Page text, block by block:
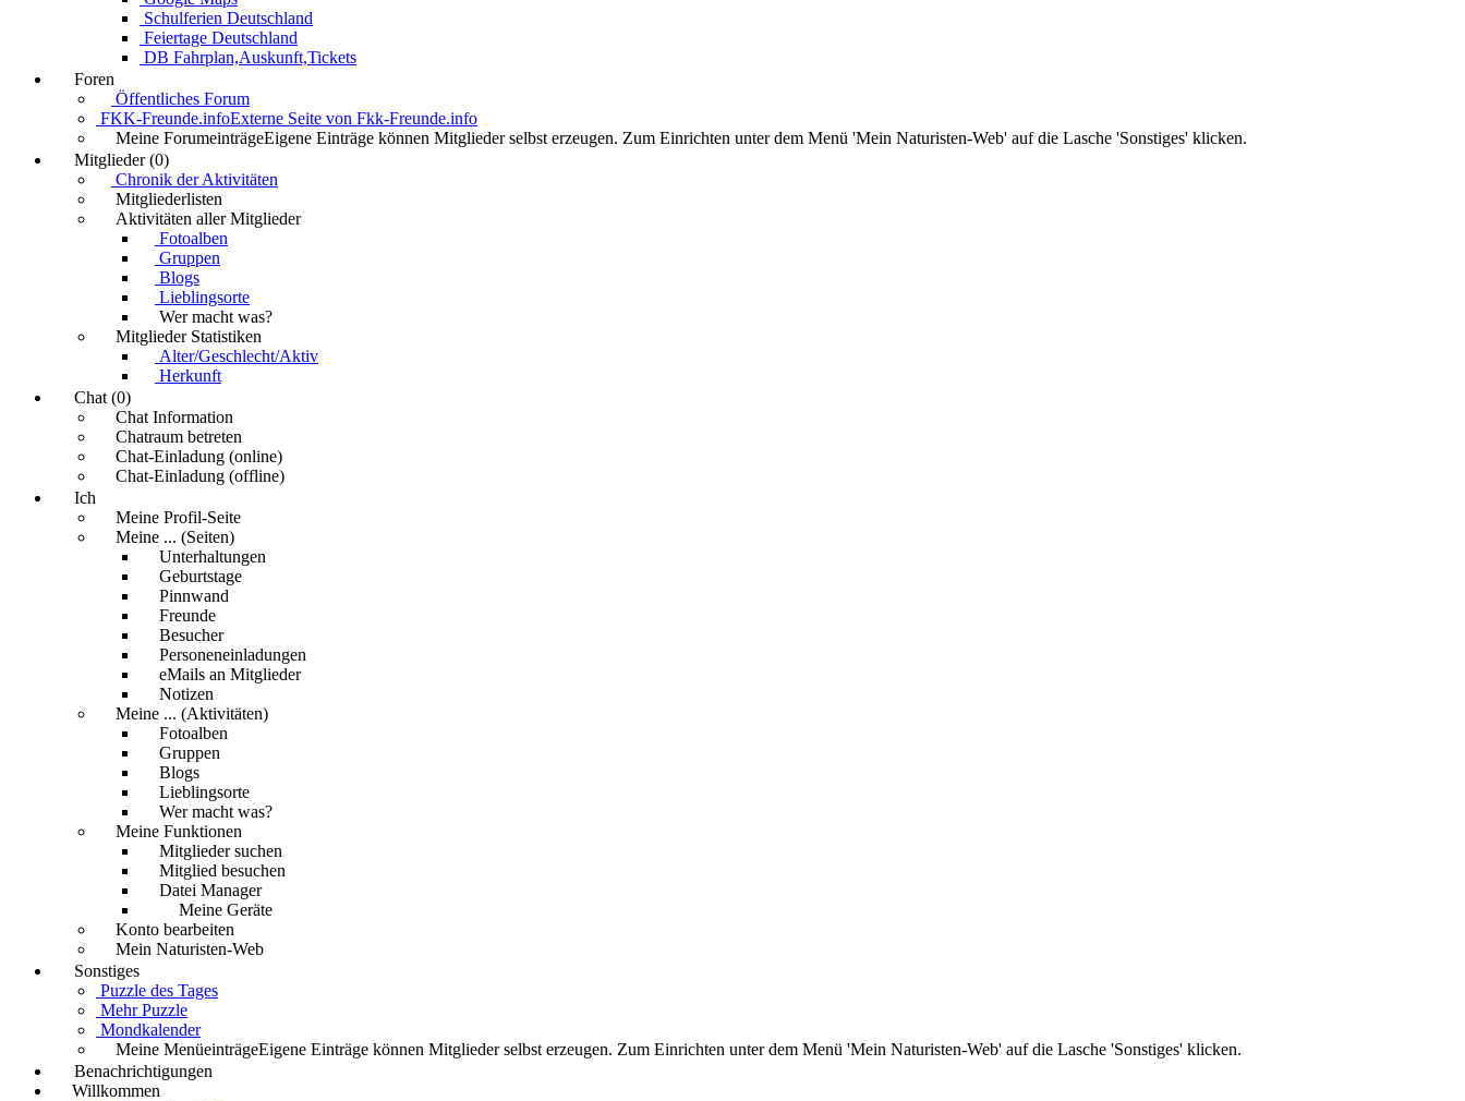
Schulferien Deutschland
Feiertage Deutschland
DB Fahrplan,Auskunft,Tickets
Foren
Öffentliches Forum
FKK-Freunde.infoExterne Seite von Fkk-Freunde.info
Meine ForumeinträgeEigene Einträge können Mitglieder selbst erzeugen. Zum Einrichten unter dem Menü 'Mein Naturisten-Web' auf die Lasche 'Sonstiges' klicken.
Mitglieder (0)
Chronik der Aktivitäten
Mitgliederlisten
Aktivitäten aller Mitglieder
Fotoalben
Gruppen
Blogs
Lieblingsorte
Wer macht was?
Mitglieder Statistiken
Alter/Geschlecht/Aktiv
Herkunft
Chat (0)
Chat Information
Chatraum betreten
Chat-Einladung (online)
Chat-Einladung (offline)
Ich
Meine Profil-Seite
Meine ... (Seiten)
Unterhaltungen
Geburtstage
Pinnwand
Freunde
Besucher
Personeneinladungen
eMails an Mitglieder
Notizen
Meine ... (Aktivitäten)
Fotoalben
Gruppen
Blogs
Lieblingsorte
Wer macht was?
Meine Funktionen
Mitglieder suchen
Mitglied besuchen
Datei Manager
Meine Geräte
Konto bearbeiten
Mein Naturisten-Web
Sonstiges
Puzzle des Tages
Mehr Puzzle
Mondkalender
Meine MenüeinträgeEigene Einträge können Mitglieder selbst erzeugen. Zum Einrichten unter dem Menü 'Mein Naturisten-Web' auf die Lasche 'Sonstiges' klicken.
Benachrichtigungen
Willkommen